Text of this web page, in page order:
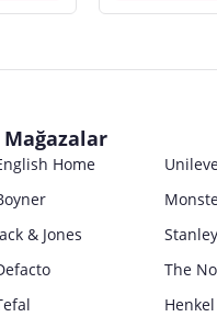
Home
& Jones
Stanley
The
Henkel